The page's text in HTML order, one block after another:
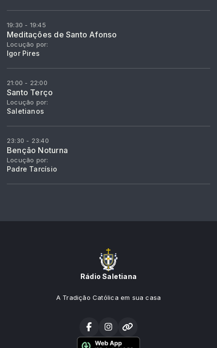
19:30 - 19:45
Meditações de Santo Afonso
Locução por:
Igor Pires
21:00 - 22:00
Santo Terço
Locução por:
Saletianos
23:30 - 23:40
Benção Noturna
Locução por:
Padre Tarcísio
Rádio Saletiana
A Tradição Católica em sua casa